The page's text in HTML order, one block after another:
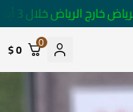
الرياض خلال 3 أيام 🚚
0
0 $